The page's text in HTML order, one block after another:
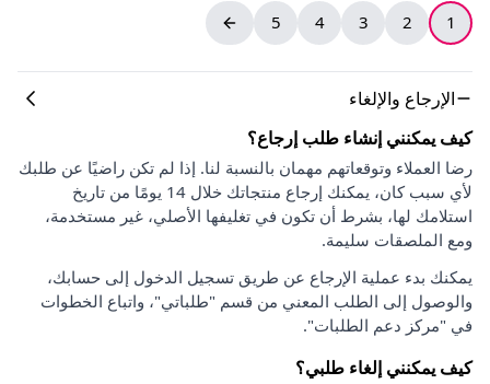
1
2
3
4
5
الإرجاع والإلغاء
كيف يمكنني إنشاء طلب إرجاع؟
رضا العملاء وتوقعاتهم مهمان بالنسبة لنا. إذا لم تكن راضيًا عن طلبك
لأي سبب كان، يمكنك إرجاع منتجاتك خلال 14 يومًا من تاريخ
استلامك لها، بشرط أن تكون في تغليفها الأصلي، غير مستخدمة،
ومع الملصقات سليمة.
يمكنك بدء عملية الإرجاع عن طريق تسجيل الدخول إلى حسابك،
والوصول إلى الطلب المعني من قسم "طلباتي"، واتباع الخطوات
في "مركز دعم الطلبات".
كيف يمكنني إلغاء طلبي؟